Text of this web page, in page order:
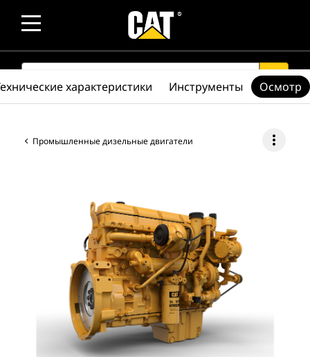
SEARCH search
Промышленные дизельные двигатели more_vert
характеристики Инструменты Осмотр